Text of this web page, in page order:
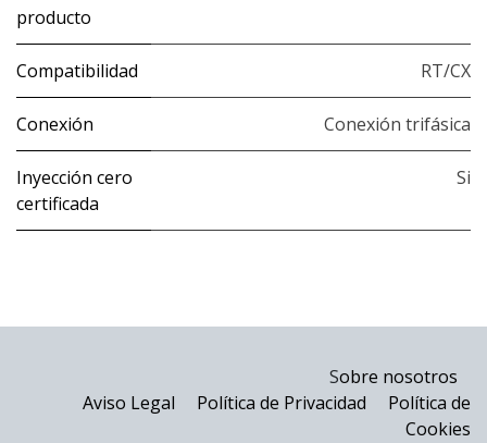
producto
Compatibilidad RT/CX
Conexión Conexión trifásica
Inyección cero
certificada
Si
Sobre nosotros
Aviso Legal
Política de Privacidad
Política de
Cookies